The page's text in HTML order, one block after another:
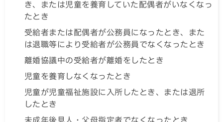
き、または児童を養育していた配偶者がいなくなっ
たとき
受給者または配偶者が公務員になったとき、また
は退職等により受給者が公務員でなくなったとき
離婚協議中の受給者が離婚をしたとき
児童を養育しなくなったとき
児童が児童福祉施設に入所したとき、または退所
したとき
未成年後見人・父母指定者でなくなったとき